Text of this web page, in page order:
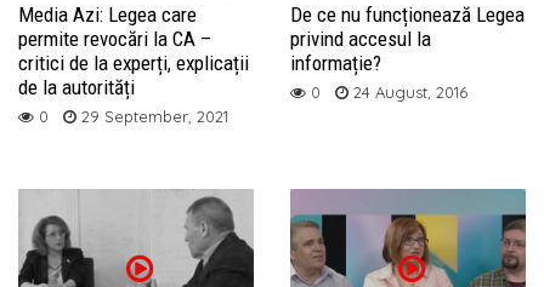
Media Azi: Legea care
permite revocări la CA –
critici de la experți, explicații
de la autorități
0 29 September, 2021
De ce nu funcționează Legea
privind accesul la
informație?
0 24 August, 2016